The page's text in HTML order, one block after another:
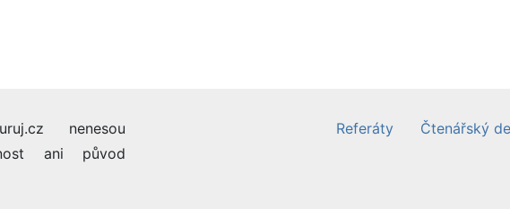
nenesou
ani původ
Referáty Čtenářský